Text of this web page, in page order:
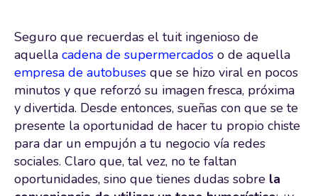
Seguro que recuerdas el tuit ingenioso de
aquella cadena de supermercados o de aquella
empresa de autobuses que se hizo viral en pocos
minutos y que reforzó su imagen fresca, próxima
y divertida. Desde entonces, sueñas con que se te
presente la oportunidad de hacer tu propio chiste
para dar un empujón a tu negocio vía redes
sociales. Claro que, tal vez, no te faltan
oportunidades, sino que tienes dudas sobre la